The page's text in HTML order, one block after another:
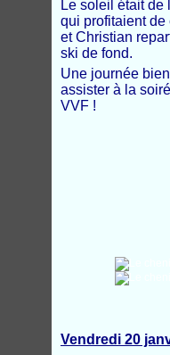
Le soleil était de
qui profitaient de
et Christian
ski de fond.
Une journée
assister à la
VVF !
Vendredi 20